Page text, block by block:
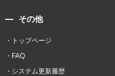
その他
トップページ
FAQ
システム更新履歴